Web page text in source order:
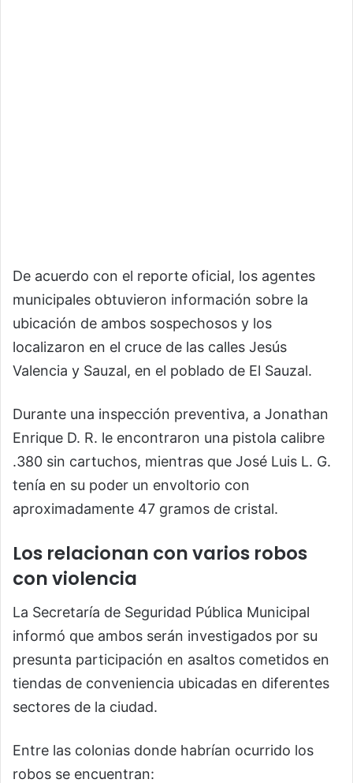
De acuerdo con el reporte oficial, los agentes
municipales obtuvieron información sobre la
ubicación de ambos sospechosos y los
localizaron en el cruce de las calles Jesús
Valencia y Sauzal, en el poblado de El Sauzal.
Durante una inspección preventiva, a Jonathan
Enrique D. R. le encontraron una pistola calibre
.380 sin cartuchos, mientras que José Luis L. G.
tenía en su poder un envoltorio con
aproximadamente 47 gramos de cristal.
Los relacionan con varios robos
con violencia
La Secretaría de Seguridad Pública Municipal
informó que ambos serán investigados por su
presunta participación en asaltos cometidos en
tiendas de conveniencia ubicadas en diferentes
sectores de la ciudad.
Entre las colonias donde habrían ocurrido los
robos se encuentran: